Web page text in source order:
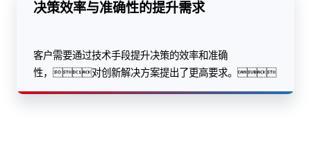
决策效率与准确性的提升需求
客户需要通过技术手段提升决策的效率和准确
性，对创新解决方案提出了更高要求。